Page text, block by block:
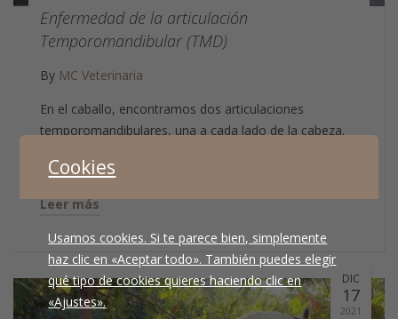
Enfermedad de la articulación
Temporomandibular (TMD)
By MC Veterinaria
En el caballo, encontramos dos articulaciones
temporomandibulares, una a cada lado de la cabeza.
Leer más
DIC
17
2021
Cookies
Usamos cookies. Si te parece bien, simplemente
haz clic en «Aceptar todo». También puedes elegir
qué tipo de cookies quieres haciendo clic en
«Ajustes».